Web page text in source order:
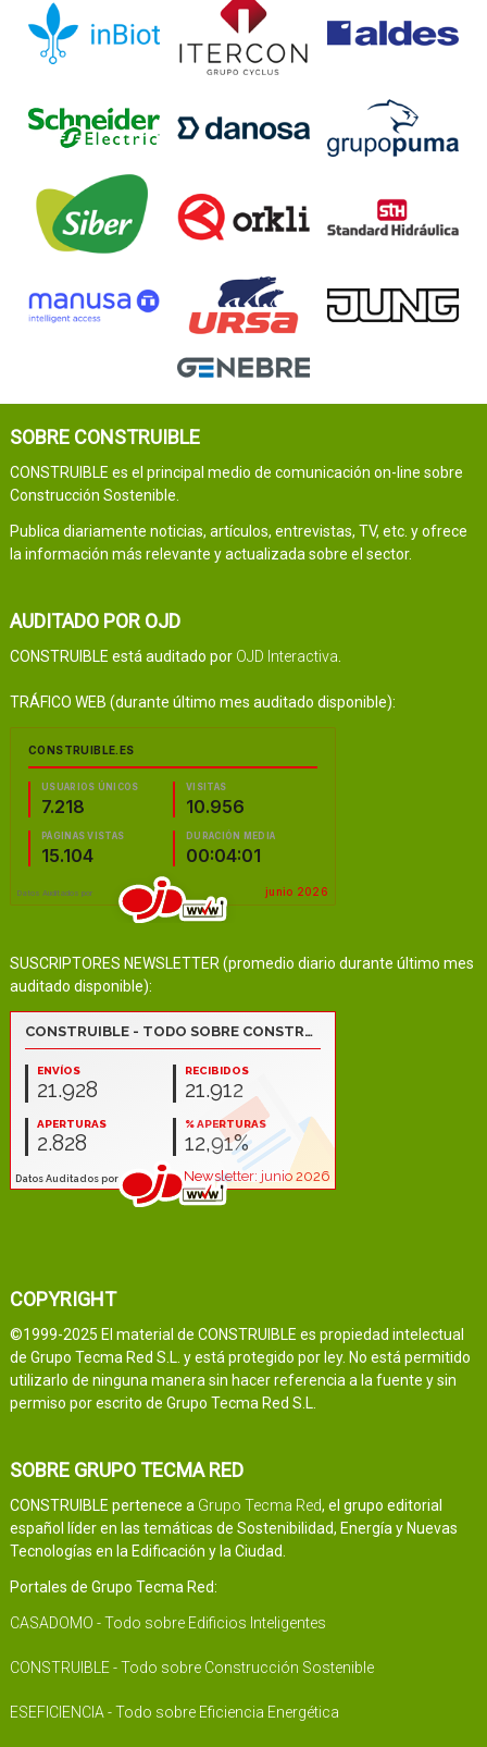
SOBRE CONSTRUIBLE
CONSTRUIBLE es el principal medio de comunicación on-line sobre
Construcción Sostenible.
Publica diariamente noticias, artículos, entrevistas, TV, etc. y ofrece
la información más relevante y actualizada sobre el sector.
AUDITADO POR OJD
CONSTRUIBLE está auditado por OJD Interactiva
TRÁFICO WEB (durante último mes auditado disponible):
SUSCRIPTORES NEWSLETTER (promedio diario durante último mes
auditado disponible):
COPYRIGHT
©1999-2025 El material de CONSTRUIBLE es propiedad intelectual
de Grupo Tecma Red S.L. y está protegido por ley. No está permitido
utilizarlo de ninguna manera sin hacer referencia a la fuente y sin
permiso por escrito de Grupo Tecma Red S.L.
SOBRE GRUPO TECMA RED
CONSTRUIBLE pertenece a Grupo Tecma Red, el grupo editorial
español líder en las temáticas de Sostenibilidad, Energía y Nuevas
Tecnologías en la Edificación y la Ciudad.
Portales de Grupo Tecma Red:
CASADOMO - Todo sobre Edificios Inteligentes
CONSTRUIBLE - Todo sobre Construcción Sostenible
ESEFICIENCIA - Todo sobre Eficiencia Energética